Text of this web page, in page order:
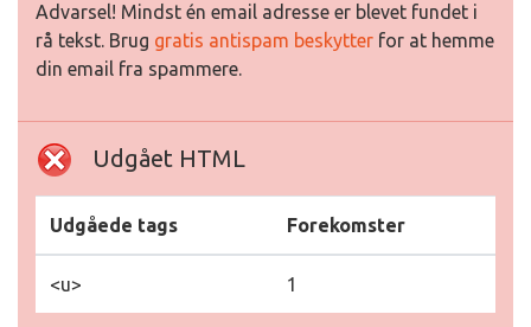
Advarsel! Mindst én email adresse er blevet fundet i
rå tekst. Brug gratis antispam beskytter for at hemme
din email fra spammere.
Udgået HTML
Udgåede tags Forekomster
<u> 1